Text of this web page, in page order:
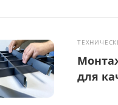
для